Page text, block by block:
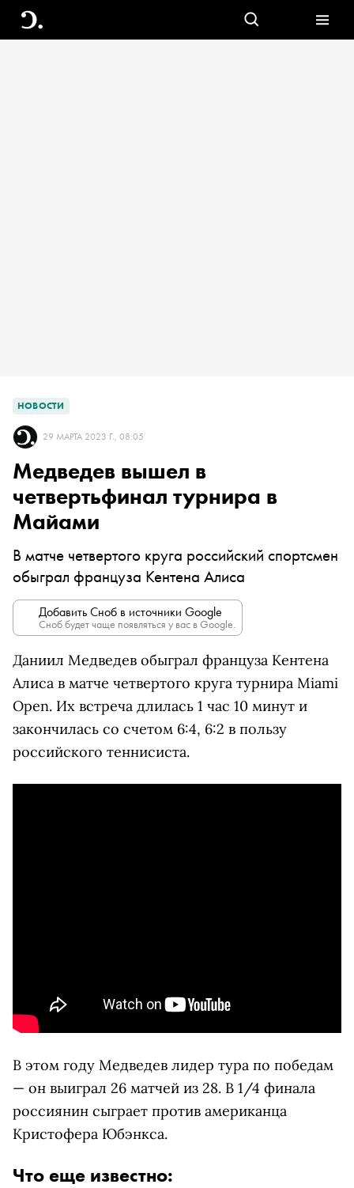
НОВОСТИ
29 МАРТА 2023 Г., 08:05
Медведев вышел в
четвертьфинал турнира в
Майами
В матче четвертого круга российский спортсмен
обыграл француза Кентена Алиса
Добавить Сноб в источники Google
Сноб будет чаще появляться у вас в Google.
Даниил Медведев обыграл француза Кентена
Алиса в матче четвертого круга турнира Miami
Open. Их встреча длилась 1 час 10 минут и
закончилась со счетом 6:4, 6:2 в пользу
российского теннисиста.
В этом году Медведев лидер тура по победам
— он выиграл 26 матчей из 28. В 1/4 финала
россиянин сыграет против американца
Кристофера Юбэнкса.
Что еще известно: